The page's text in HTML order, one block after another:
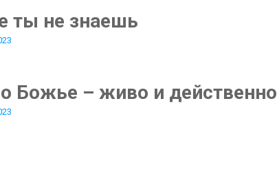
ты не знаешь
Божье – живо и действенно